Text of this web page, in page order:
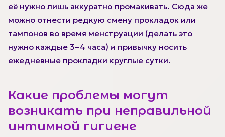
её нужно лишь аккуратно промакивать. Сюда же
можно отнести редкую смену прокладок или
тампонов во время менструации (делать это
нужно каждые 3–4 часа) и привычку носить
ежедневные прокладки круглые сутки.
Какие проблемы могут
возникать при неправильной
интимной гигиене